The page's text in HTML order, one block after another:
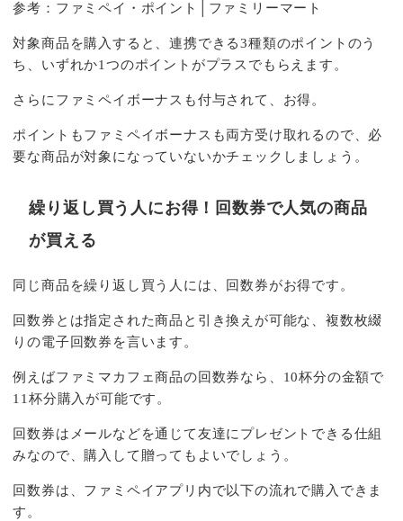
参考： ファミペイ・ポイント│ファミリーマート
対象商品を購入すると、連携できる3種類のポイントのう
ち、いずれか1つのポイントがプラスでもらえます。
さらにファミペイボーナスも付与されて、お得。
ポイントもファミペイボーナスも両方受け取れるので、必
要な商品が対象になっていないかチェックしましょう。
繰り返し買う人にお得！回数券で人気の商品
が買える
同じ商品を繰り返し買う人には、回数券がお得です。
回数券とは指定された商品と引き換えが可能な、複数枚綴
りの電子回数券を言います。
例えばファミマカフェ商品の回数券なら、10杯分の金額で
11杯分購入が可能です。
回数券はメールなどを通じて友達にプレゼントできる仕組
みなので、購入して贈ってもよいでしょう。
回数券は、ファミペイアプリ内で以下の流れで購入できま
す。